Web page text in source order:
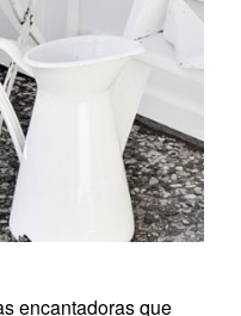
encantadoras que